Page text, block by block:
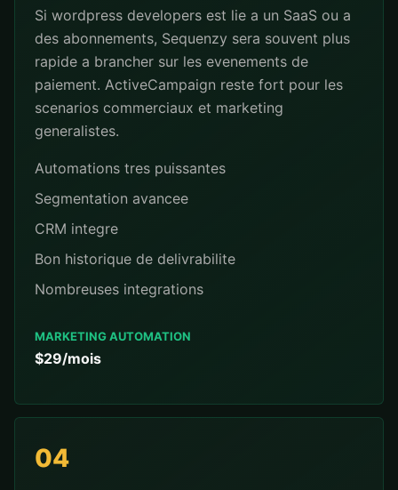
Si wordpress developers est lie a un SaaS ou a
des abonnements, Sequenzy sera souvent plus
rapide a brancher sur les evenements de
paiement. ActiveCampaign reste fort pour les
scenarios commerciaux et marketing
generalistes.
Automations tres puissantes
Segmentation avancee
CRM integre
Bon historique de delivrabilite
Nombreuses integrations
MARKETING AUTOMATION
$29/mois
04